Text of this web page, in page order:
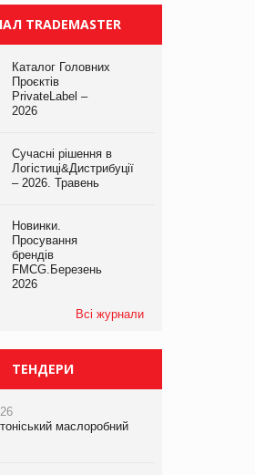
TRADEMASTER
Каталог Головних
Проєктів
PrivateLabel –
2026
Сучасні рішення в
Логістиці&Дистрибуції
– 2026. Травень
Новинки.
Просування
брендів
FMCG.Березень
2026
Всі журнали
ТЕНДЕРИ
маслоробний